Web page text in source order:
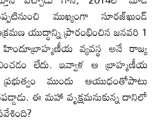
ముఖ్యంగా సూరజ్‌ఖుండ్‌
యుద్ధాన్ని ప్రారంభించిన జనవరి 1
వ్యవస్థ అనే రాజ్య
లేదు. ఇవ్వాళ ఆ బ్రాహ్మణీయ
ముందు ఆయుధంతోపాటు
ఈ మహా వృక్షమనుకున్న దానిలో